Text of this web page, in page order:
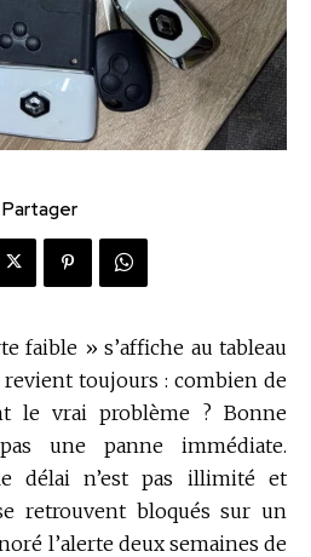
Partager
faible » s’affiche au tableau
toujours : combien de
le vrai problème ? Bonne
une panne immédiate.
délai n’est pas illimité et
retrouvent bloqués sur un
l’alerte deux semaines de